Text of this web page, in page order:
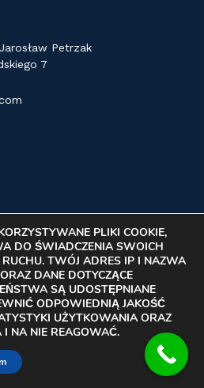
Petrzak
7
prawa szkodzi!!
podejmiesz ważne
PLIKI COOKIE,
DO ŚWIADCZENIA SWOICH
TWÓJ ADRES IP I NAZWA
DANE DOTYCZĄCE
SĄ UDOSTĘPNIANE
ODPOWIEDNIĄ JAKOŚĆ
UŻYTKOWANIA ORAZ
NA NIE REAGOWAĆ.